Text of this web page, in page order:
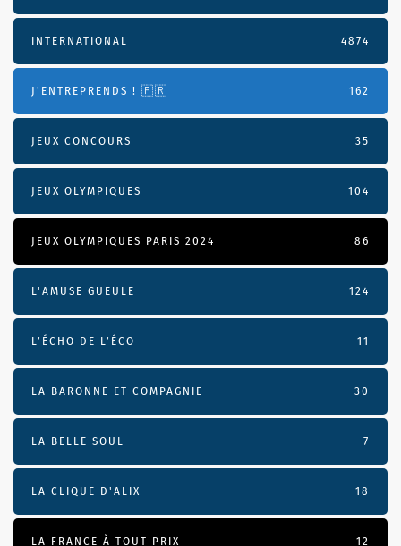
INTERNATIONAL 4874
J'ENTREPRENDS ! 🇫🇷 162
JEUX CONCOURS 35
JEUX OLYMPIQUES 104
JEUX OLYMPIQUES PARIS 2024 86
L'AMUSE GUEULE 124
L’ÉCHO DE L’ÉCO 11
LA BARONNE ET COMPAGNIE 30
LA BELLE SOUL 7
LA CLIQUE D'ALIX 18
LA FRANCE À TOUT PRIX 12